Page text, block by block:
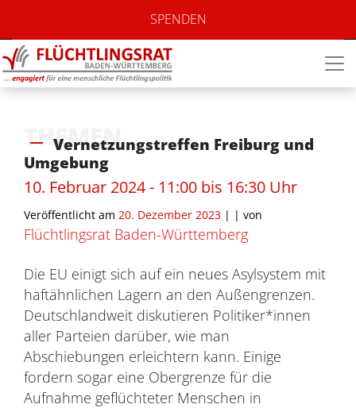
SPENDEN
THEMEN
Vernetzungstreffen Freiburg und
Umgebung
10. Februar 2024 - 11:00 bis 16:30 Uhr
Veröffentlicht am 20. Dezember 2023 | | von
Flüchtlingsrat Baden-Württemberg
Die EU einigt sich auf ein neues Asylsystem mit
haftähnlichen Lagern an den Außengrenzen.
Deutschlandweit diskutieren Politiker*innen
aller Parteien darüber, wie man
Abschiebungen erleichtern kann. Einige
fordern sogar eine Obergrenze für die
Aufnahme geflüchteter Menschen in